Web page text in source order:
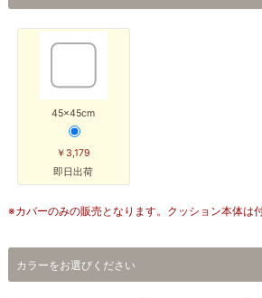
45×45cm
￥3,179
即日出荷
※カバーのみの販売となります。クッション本体は
カラーをお選びください